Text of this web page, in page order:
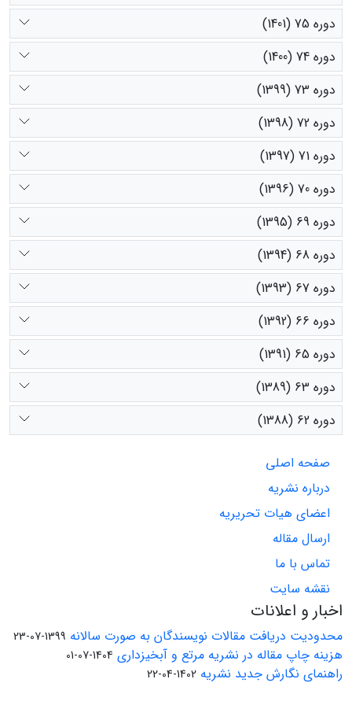
دوره 75 (1401)
دوره 74 (1400)
دوره 73 (1399)
دوره 72 (1398)
دوره 71 (1397)
دوره 70 (1396)
دوره 69 (1395)
دوره 68 (1394)
دوره 67 (1393)
دوره 66 (1392)
دوره 65 (1391)
دوره 63 (1389)
دوره 62 (1388)
صفحه اصلی
درباره نشریه
اعضای هیات تحریریه
ارسال مقاله
تماس با ما
نقشه سایت
اخبار و اعلانات
محدودیت دریافت مقالات نویسندگان به صورت سالانه 1399-07-23
هزینه چاپ مقاله در نشریه مرتع و آبخیزداری 1404-07-01
راهنمای نگارش جدید نشریه 1402-04-22